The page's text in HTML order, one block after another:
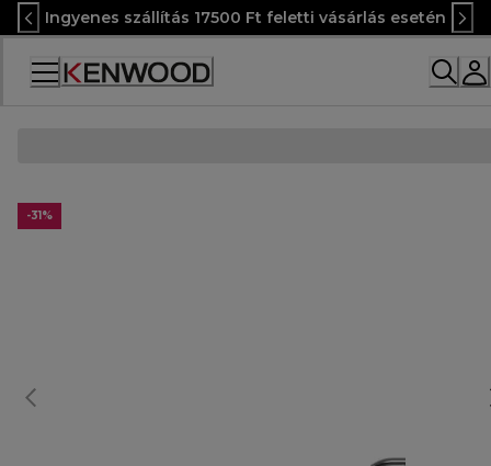
Skip
to
Content
Ingyenes szállítás 17500 Ft feletti vásárlás esetén
Accessibility
-31%